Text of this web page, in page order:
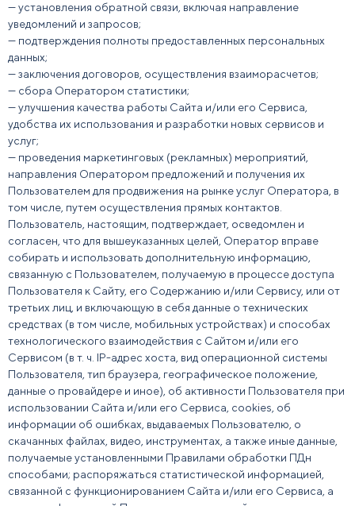
— установления обратной связи, включая направление
уведомлений и запросов;
— подтверждения полноты предоставленных персональных
данных;
— заключения договоров, осуществления взаиморасчетов;
— сбора Оператором статистики;
— улучшения качества работы Сайта и/или его Сервиса,
удобства их использования и разработки новых сервисов и
услуг;
— проведения маркетинговых (рекламных) мероприятий,
направления Оператором предложений и получения их
Пользователем для продвижения на рынке услуг Оператора, в
том числе, путем осуществления прямых контактов.
Пользователь, настоящим, подтверждает, осведомлен и
согласен, что для вышеуказанных целей, Оператор вправе
собирать и использовать дополнительную информацию,
связанную с Пользователем, получаемую в процессе доступа
Пользователя к Сайту, его Содержанию и/или Сервису, или от
третьих лиц, и включающую в себя данные о технических
средствах (в том числе, мобильных устройствах) и способах
технологического взаимодействия с Сайтом и/или его
Сервисом (в т. ч. IP-адрес хоста, вид операционной системы
Пользователя, тип браузера, географическое положение,
данные о провайдере и иное), об активности Пользователя при
использовании Сайта и/или его Сервиса, cookies, об
информации об ошибках, выдаваемых Пользователю, о
скачанных файлах, видео, инструментах, а также иные данные,
получаемые установленными Правилами обработки ПДн
способами; распоряжаться статистической информацией,
связанной с функционированием Сайта и/или его Сервиса, а